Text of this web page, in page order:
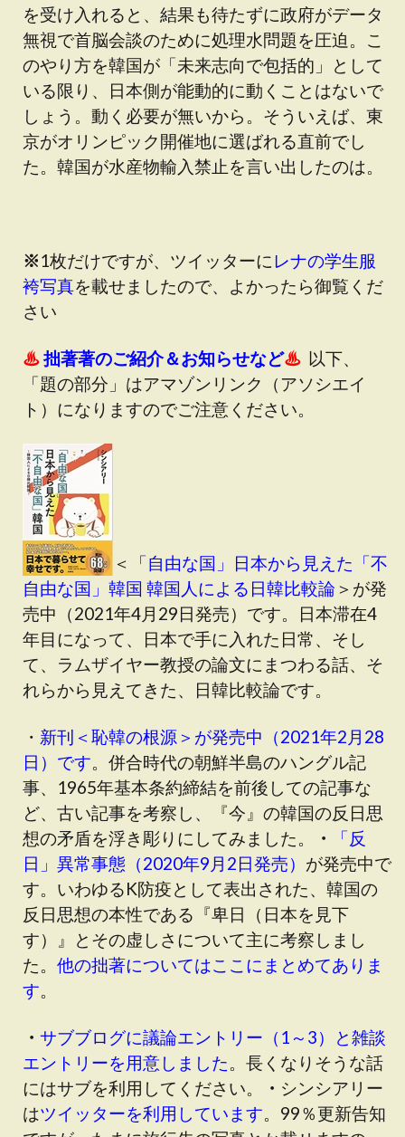
を受け入れると、結果も待たずに政府がデータ
無視で首脳会談のために処理水問題を圧迫。こ
のやり方を韓国が「未来志向で包括的」として
いる限り、日本側が能動的に動くことはないで
しょう。動く必要が無いから。そういえば、東
京がオリンピック開催地に選ばれる直前でし
た。韓国が水産物輸入禁止を言い出したのは。
※1枚だけですが、ツイッターに レナの学生服
袴写真を載せましたので、よかったら御覧くだ
さい
♨拙著著のご紹介＆お知らせなど♨ 以下、
「題の部分」はアマゾンリンク（アソシエイ
ト）になりますのでご注意ください。
＜
「自由な国」日本から見えた「不
自由な国」韓国 韓国人による日韓比較論 ＞が発
売中（2021年4月29日発売）です。日本滞在4
年目になって、日本で手に入れた日常、そし
て、ラムザイヤー教授の論文にまつわる話、そ
れらから見えてきた、日韓比較論です。
・ 新刊＜恥韓の根源＞が発売中（2021年2月28
日）です。併合時代の朝鮮半島のハングル記
事、1965年基本条約締結を前後しての記事な
ど、古い記事を考察し、『今』の韓国の反日思
想の矛盾を浮き彫りにしてみました。
・
「反
日」異常事態（2020年9月2日発売） が発売中で
す。いわゆるK防疫として表出された、韓国の
反日思想の本性である『卑日（日本を見下
す）』とその虚しさについて主に考察しまし
た。 他の拙著についてはここにまとめてありま
す。
・ サブブログに議論エントリー（1～3）と雑談
エントリーを用意しました。長くなりそうな話
にはサブを利用してください。
・ シンシアリー
はツイッターを利用しています。99％更新告知